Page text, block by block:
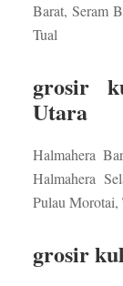
Barat, Seram
Tual
grosir
Utara
Halmahera
Halmahera
Pulau Morotai,
grosir